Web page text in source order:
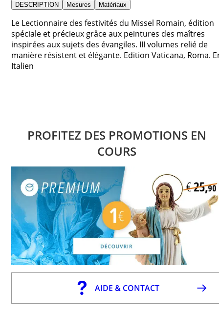
DESCRIPTION Mesures Matériaux
Le Lectionnaire des festivités du Missel Romain, édition
spéciale et précieux grâce aux peintures des maîtres
inspirées aux sujets des évangiles. III volumes relié de
manière résistent et élégante. Edition Vaticana, Roma.
Italien
PROFITEZ DES PROMOTIONS EN
COURS
AIDE & CONTACT